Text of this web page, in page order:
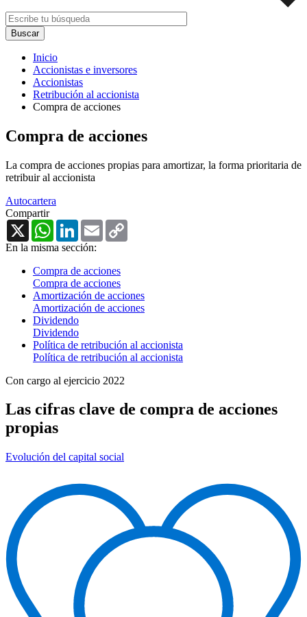
Inicio
Accionistas e inversores
Accionistas
Retribución al accionista
Compra de acciones
Compra de acciones
La compra de acciones propias para amortizar, la forma prioritaria de
retribuir al accionista
Autocartera
Compartir
X
WhatsAppLinkedInEmail
En la misma sección:
Compra de acciones
Compra de acciones
Amortización de acciones
Amortización de acciones
Dividendo
Dividendo
Política de retribución al accionista
Política de retribución al accionista
Con cargo al ejercicio 2022
Las cifras clave de compra de acciones
propias
Evolución del capital social